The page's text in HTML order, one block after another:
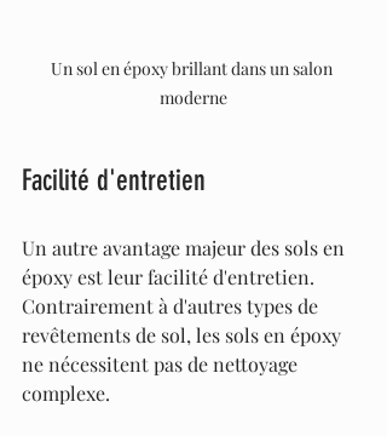
Un sol en époxy brillant dans un salon
moderne
Facilité d'entretien
Un autre avantage majeur des sols en
époxy est leur facilité d'entretien.
Contrairement à d'autres types de
revêtements de sol, les sols en époxy
ne nécessitent pas de nettoyage
complexe.